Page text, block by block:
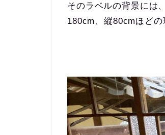
そのラベルの背景には
180cm、縦80cmほどの